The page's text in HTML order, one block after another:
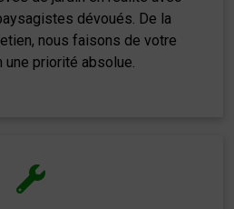
dévoués. De la
nous faisons de votre
priorité absolue.